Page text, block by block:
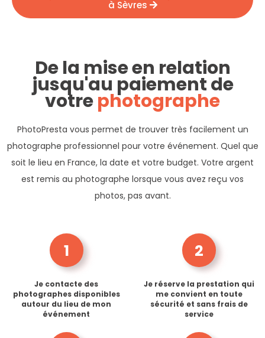
à Sèvres
De la mise en relation
jusqu'au paiement de
votrephotographe
PhotoPresta vous permet de trouver très facilement un
photographe professionnel pour votre événement. Quel que
soit le lieu en France, la date et votre budget. Votre argent
est remis au photographe lorsque vous avez reçu vos
photos, pas avant.
1
Je contacte des
photographes disponibles
autour du lieu de mon
événement
2
Je réserve la prestation qui
me convient en toute
sécurité et sans frais de
service